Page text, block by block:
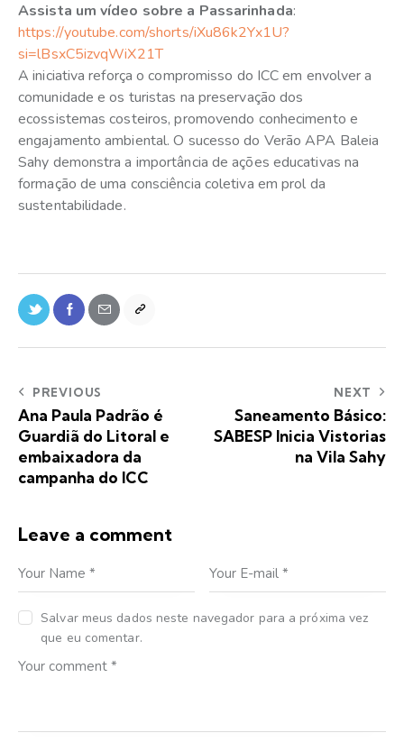
Assista um vídeo sobre a Passarinhada:
https://youtube.com/shorts/iXu86k2Yx1U?
si=lBsxC5izvqWiX21T
A iniciativa reforça o compromisso do ICC em envolver a
comunidade e os turistas na preservação dos
ecossistemas costeiros, promovendo conhecimento e
engajamento ambiental. O sucesso do Verão APA Baleia
Sahy demonstra a importância de ações educativas na
formação de uma consciência coletiva em prol da
sustentabilidade.
PREVIOUS
Ana Paula Padrão é
Guardiã do Litoral e
embaixadora da
campanha do ICC
NEXT
Saneamento Básico:
SABESP Inicia Vistorias
na Vila Sahy
Leave a comment
Salvar meus dados neste navegador para a próxima vez
que eu comentar.